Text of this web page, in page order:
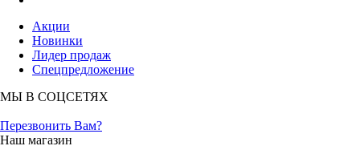
Акции
Новинки
Лидер продаж
Спецпредложение
МЫ В СОЦСЕТЯХ
Перезвонить Вам?
Наш магазин